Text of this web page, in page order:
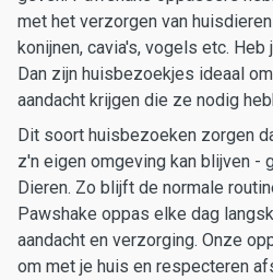
met het verzorgen van
konijnen, cavia's, vogels etc.
Dan zijn huisbezoekjes ideaal
aandacht krijgen die ze nodig
Dit soort huisbezoeken zorgen
z'n eigen omgeving kan blijven -
Dieren. Zo blijft de normale
Pawshake oppas elke dag
aandacht en verzorging. Onze
om met je huis en respecteren